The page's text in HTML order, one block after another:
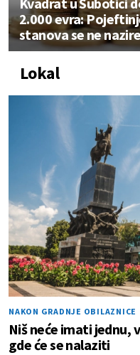
2.000 evra:
stanova se ne
Lokal
NAKON GRADNJE OBILAZNICE
Niš neće imati jednu,
gde će se nalaziti